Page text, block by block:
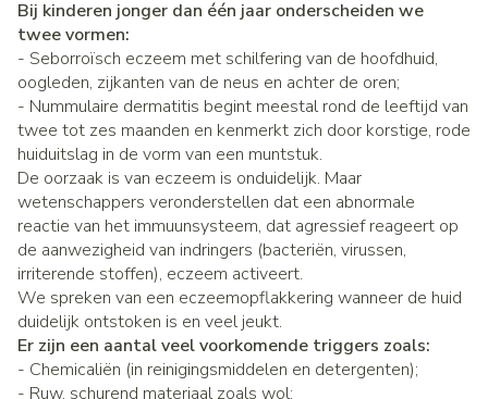
Bij kinderen jonger dan één jaar onderscheiden we
twee vormen:
- Seborroïsch eczeem met schilfering van de hoofdhuid,
oogleden, zijkanten van de neus en achter de oren;
- Nummulaire dermatitis begint meestal rond de leeftijd van
twee tot zes maanden en kenmerkt zich door korstige, rode
huiduitslag in de vorm van een muntstuk.
De oorzaak is van eczeem is onduidelijk. Maar
wetenschappers veronderstellen dat een abnormale
reactie van het immuunsysteem, dat agressief reageert op
de aanwezigheid van indringers (bacteriën, virussen,
irriterende stoffen), eczeem activeert.
We spreken van een eczeemopflakkering wanneer de huid
duidelijk ontstoken is en veel jeukt.
Er zijn een aantal veel voorkomende triggers zoals:
- Chemicaliën (in reinigingsmiddelen en detergenten);
- Ruw, schurend materiaal zoals wol;